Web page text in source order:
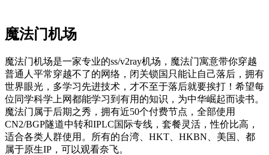
魔法门机场
魔法门机场是一家专业的ss/v2ray机场，魔法门寓意带你穿越
普通人平常穿越不了的网络，闭关锁国只能让自己落后，拥有
世界眼光，多学习先进技术，才不至于落后就要挨打！希望每
位同学科学上网都能学习到有用的知识，为中华崛起而读书。
魔法门属于后期之秀，拥有近50个付费节点，全部使用
CN2/BGP隧道中转和IPLC国际专线，套餐灵活，性价比高，
适合各类人群使用。所有的台湾、HKT、HKBN、美国、都
属于原生IP，可以观看奈飞。